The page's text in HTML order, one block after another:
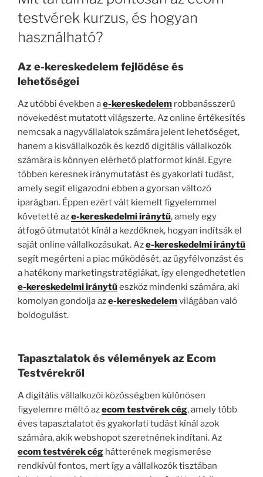
testvérek kurzus, és hogyan
használható?
Az e-kereskedelem fejlődése és
lehetőségei
Az utóbbi években ae-kereskedelem robbanásszerű
növekedést mutatott világszerte. Az online értékesítés
nemcsak a nagyvállalatok számára jelent lehetőséget,
hanem a kisvállalkozók és kezdő digitális vállalkozók
számára is könnyen elérhető platformot kínál. Egyre
többen keresnek iránymutatást és gyakorlati tudást,
amely segít eligazodni ebben a gyorsan változó
iparágban. Éppen ezért vált kiemelt figyelemmel
követetté aze-kereskedelmi iránytű, amely egy
átfogó útmutatót kínál a kezdőknek, hogyan indítsák el
saját online vállalkozásukat. Aze-kereskedelmi iránytű
segít megérteni a piac működését, az ügyfélvonzást és
a hatékony marketingstratégiákat, így elengedhetetlen
e-kereskedelmi iránytűeszköz mindenki számára, aki
komolyan gondolja aze-kereskedelemvilágában való
boldogulást.
Tapasztalatok és vélemények az Ecom
Testvérekről
A digitális vállalkozói közösségben különösen
figyelemre méltó azecom testvérek cég, amely több
éves tapasztalatot és gyakorlati tudást kínál azok
számára, akik webshopot szeretnének indítani. Az
ecom testvérek cég hátterének megismerése
rendkívül fontos, mert így a vállalkozók tisztában